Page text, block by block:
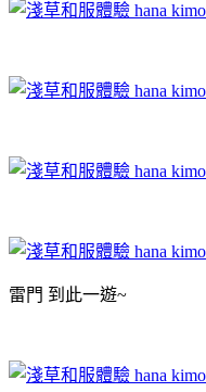
雷門 到此一遊~